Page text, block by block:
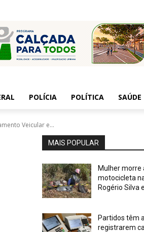
POLÍCIA POLÍTICA SAÚDE
Veicular e...
MAIS POPULAR
Mulher morre
motocicleta
Rogério Silva
Partidos têm
registrarem